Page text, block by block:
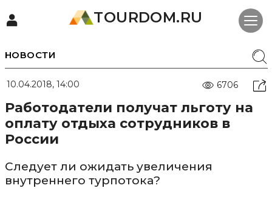
TOURDOM.RU
НОВОСТИ
10.04.2018, 14:00 6706
Работодатели получат льготу на
оплату отдыха сотрудников в
России
Следует ли ожидать увеличения
внутреннего турпотока?